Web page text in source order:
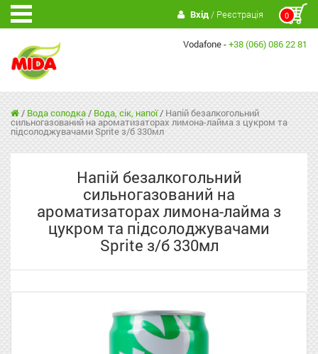
0
Вхід/ Реєстрація
Vodafone -+38 (066) 086 22 81
/ Вода солодка/ Вода, сік, напої/ Напій безалкогольний
сильногазований на ароматизаторах лимона-лайма з цукром та
підсолоджувачами Sprite з/б 330мл
Напій безалкогольний
сильногазований на
ароматизаторах лимона-лайма з
цукром та підсолоджувачами
Sprite з/б 330мл